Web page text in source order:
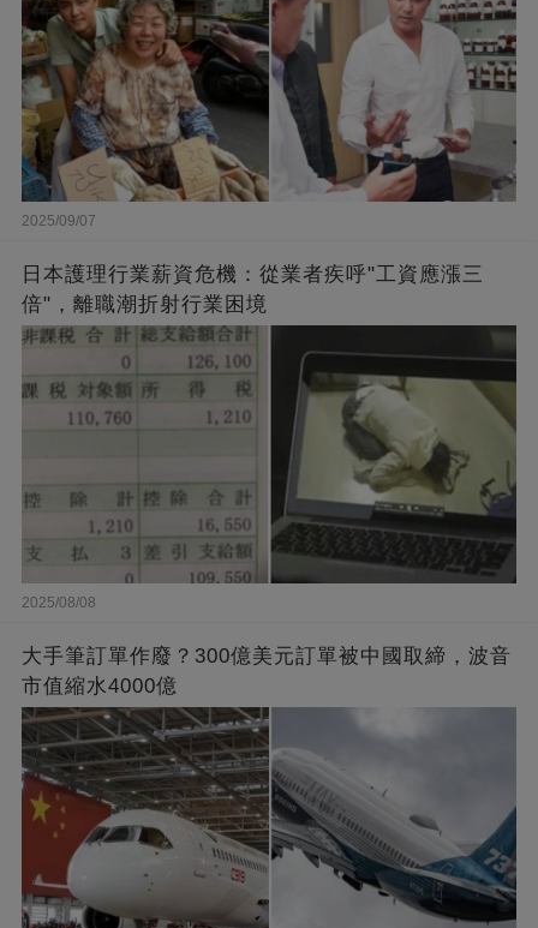
2025/09/07
日本護理行業薪資危機：從業者疾呼"工資應漲三
倍"，離職潮折射行業困境
2025/08/08
大手筆訂單作廢？300億美元訂單被中國取締，波音
市值縮水4000億